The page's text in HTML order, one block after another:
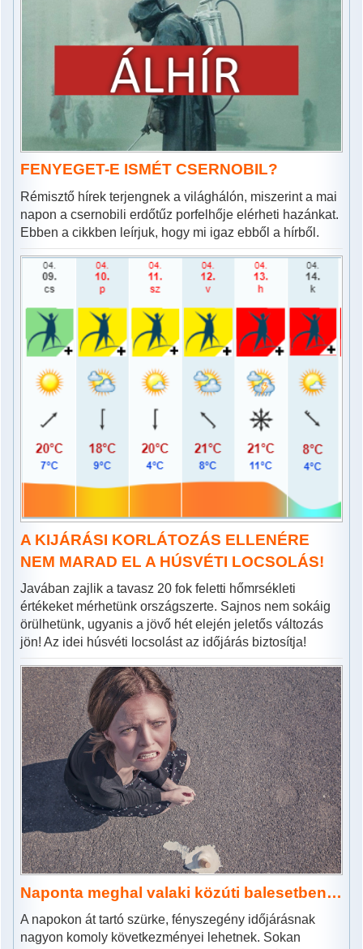
FENYEGET-E ISMÉT CSERNOBIL?
Rémisztő hírek terjengnek a világhálón, miszerint a mai
napon a csernobili erdőtűz porfelhője elérheti hazánkat.
Ebben a cikkben leírjuk, hogy mi igaz ebből a hírből.
A KIJÁRÁSI KORLÁTOZÁS ELLENÉRE
NEM MARAD EL A HÚSVÉTI LOCSOLÁS!
Javában zajlik a tavasz 20 fok feletti hőmrsékleti
értékeket mérhetünk országszerte. Sajnos nem sokáig
örülhetünk, ugyanis a jövő hét elején jeletős változás
jön! Az idei húsvéti locsolást az időjárás biztosítja!
Naponta meghal valaki közúti balesetben…
A napokon át tartó szürke, fényszegény időjárásnak
nagyon komoly következményei lehetnek. Sokan